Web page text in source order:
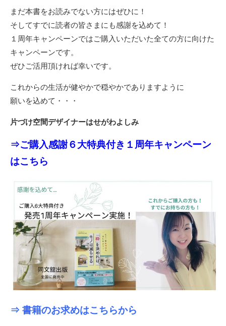
まだ本書をお読みでない方にはぜひに！
そしてすでに読者の皆さまにも感謝を込めて！
１周年キャンペーンではご購入いただいた全ての方に向けた
キャンペーンです。
ぜひご活用頂ければ幸いです。
これからの生活が健やかで穏やかでありますように
願いを込めて・・・
片づけ空間デザイナーはせがわよしみ
⇒ご購入感謝６大特典付き１周年キャンペーン
はこちら
⇒ 書籍のお求めはこちらから